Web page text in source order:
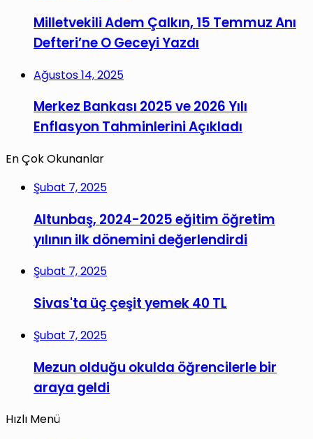
Milletvekili Adem Çalkın, 15 Temmuz Anı
Defteri’ne O Geceyi Yazdı
Ağustos 14, 2025
Merkez Bankası 2025 ve 2026 Yılı
Enflasyon Tahminlerini Açıkladı
En Çok Okunanlar
Şubat 7, 2025
Altunbaş, 2024-2025 eğitim öğretim
yılının ilk dönemini değerlendirdi
Şubat 7, 2025
Sivas'ta üç çeşit yemek 40 TL
Şubat 7, 2025
Mezun olduğu okulda öğrencilerle bir
araya geldi
Hızlı Menü